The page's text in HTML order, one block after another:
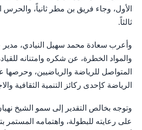
الأول، وجاء فريق بن مطر ثانياً،
ثالثاً.
وأعرب سعادة محمد سهيل النيادي،
والمواد الخطرة، عن شكره وامتنانه
المتواصل للرياضة والرياضيين، وحرصها
الرياضة كإحدى ركائز التنمية الثقافية
وتوجه بخالص التقدير إلى سمو الشيخ
على رعايته للبطولة، واهتمامه المستمر